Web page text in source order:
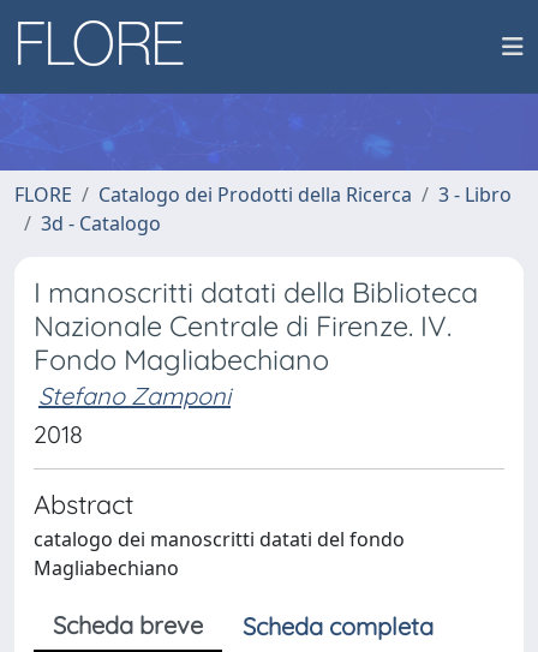
FLORE Catalogo dei Prodotti della Ricerca
3 - Libro
3d - Catalogo
I manoscritti datati della Biblioteca
Nazionale Centrale di Firenze. IV.
Fondo Magliabechiano
Stefano Zamponi
2018
Abstract
catalogo dei manoscritti datati del fondo
Magliabechiano
Scheda breve
Scheda completa